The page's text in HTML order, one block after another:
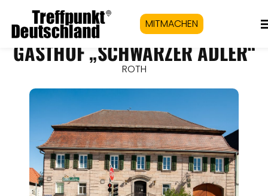
MITMACHEN
GASTHOF „SCHWARZER ADLER“
ROTH